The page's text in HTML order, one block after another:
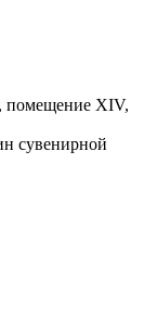
помещение XIV,
сувенирной